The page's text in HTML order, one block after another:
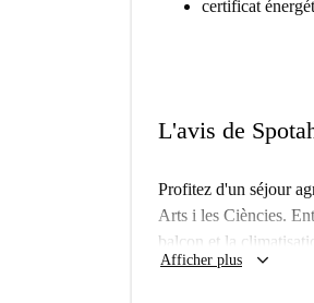
certificat
L'avis de
Profitez d'un séjour
Arts i les Ciències.
balcon et la
charges (eau,
Afficher plus keyboard_arrow_down